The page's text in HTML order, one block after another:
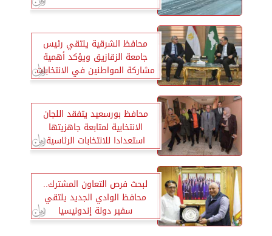
محافظ الشرقية يلتقي رئيس
جامعة الزقازيق ويؤكد أهمية
مشاركة المواطنين في الانتخابات
الرئاسية
محافظ بورسعيد يتفقد اللجان
الانتخابية لمتابعة جاهزيتها
استعدادا للانتخابات الرئاسية
2024
لبحث فرص التعاون المشترك..
محافظ الوادي الجديد يلتقي
سفير دولة إندونيسيا